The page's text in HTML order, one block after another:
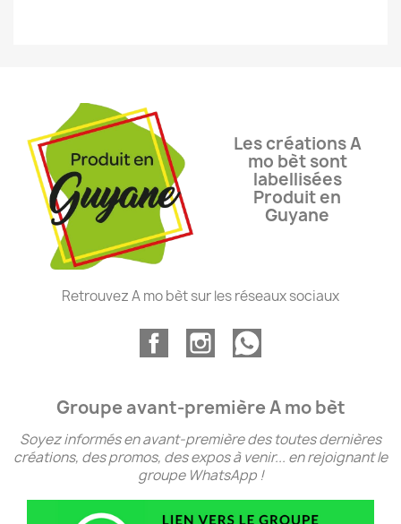
Les créations A
mo bèt sont
labellisées
Produit en
Guyane
Retrouvez A mo bèt sur les réseaux sociaux
Groupe avant-première A mo bèt
Soyez informés en avant-première des toutes dernières
créations, des promos, des expos à venir... en rejoignant le
groupe WhatsApp !